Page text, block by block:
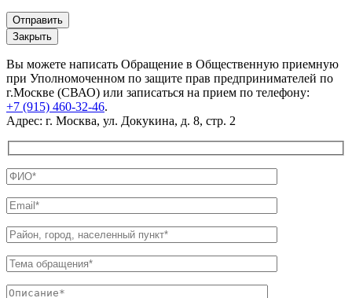
Закрыть
Вы можете написать Обращение в Общественную приемную
при Уполномоченном по защите прав предпринимателей по
г.Москве (СВАО) или записаться на прием по телефону:
+7 (915) 460-32-46.
Адрес: г. Москва, ул. Докукина, д. 8, стр. 2